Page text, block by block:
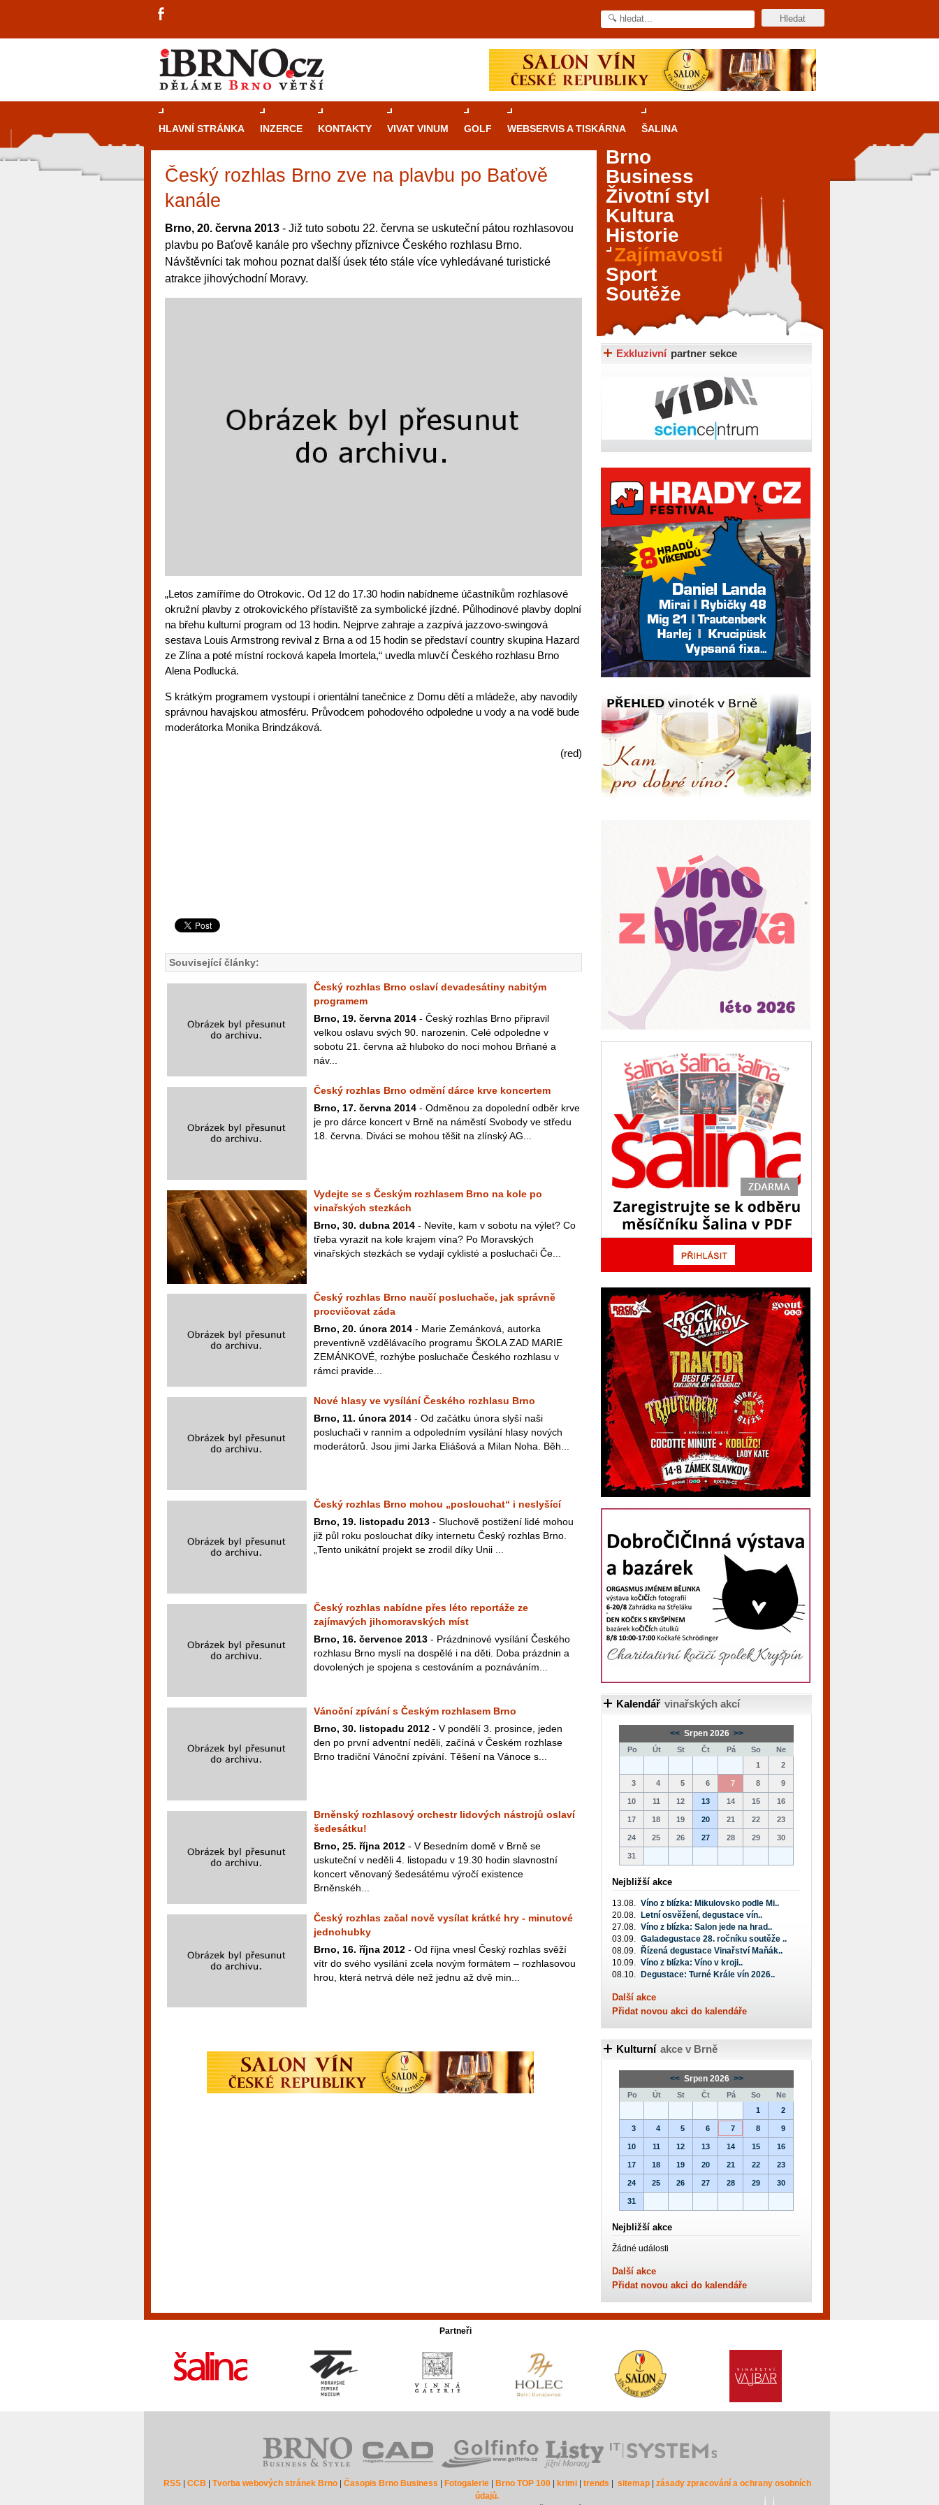
HLAVNÍ STRÁNKA INZERCE KONTAKTY VIVAT VINUM GOLF WEBSERVIS A TISKÁRNA ŠALINA
Český rozhlas Brno zve na plavbu po Baťově
kanále
Brno, 20. června 2013 - Již tuto sobotu 22. června se uskuteční pátou rozhlasovou
plavbu po Baťově kanále pro všechny příznivce Českého rozhlasu Brno.
Návštěvníci tak mohou poznat další úsek této stále více vyhledávané turistické
atrakce jihovýchodní Moravy.
„Letos zamíříme do Otrokovic. Od 12 do 17.30 hodin nabídneme účastníkům rozhlasové
okružní plavby z otrokovického přístaviště za symbolické jízdné. Půlhodinové plavby doplní
na břehu kulturní program od 13 hodin. Nejprve zahraje a zazpívá jazzovo-swingová
sestava Louis Armstrong revival z Brna a od 15 hodin se představí country skupina Hazard
ze Zlína a poté místní rocková kapela Imortela,“ uvedla mluvčí Českého rozhlasu Brno
Alena Podlucká.
S krátkým programem vystoupí i orientální tanečnice z Domu dětí a mládeže, aby navodily
správnou havajskou atmosféru. Průvodcem pohodového odpoledne u vody a na vodě bude
moderátorka Monika Brindzáková.
(red)
Související články:
Český rozhlas Brno oslaví devadesátiny nabitým
programem
Brno, 19. června 2014 - Český rozhlas Brno připravil
velkou oslavu svých 90. narozenin. Celé odpoledne v
sobotu 21. června až hluboko do noci mohou Brňané a
náv...
Český rozhlas Brno odmění dárce krve koncertem
Brno, 17. června 2014 - Odměnou za dopolední odběr krve
je pro dárce koncert v Brně na náměstí Svobody ve středu
18. června. Diváci se mohou těšit na zlínský AG...
Vydejte se s Českým rozhlasem Brno na kole po
vinařských stezkách
Brno, 30. dubna 2014 - Nevíte, kam v sobotu na výlet? Co
třeba vyrazit na kole krajem vína? Po Moravských
vinařských stezkách se vydají cyklisté a posluchači Če...
Český rozhlas Brno naučí posluchače, jak správně
procvičovat záda
Brno, 20. února 2014 - Marie Zemánková, autorka
preventivně vzdělávacího programu ŠKOLA ZAD MARIE
ZEMÁNKOVÉ, rozhýbe posluchače Českého rozhlasu v
rámci pravide...
Nové hlasy ve vysílání Českého rozhlasu Brno
Brno, 11. února 2014 - Od začátku února slyší naši
posluchači v ranním a odpoledním vysílání hlasy nových
moderátorů. Jsou jimi Jarka Eliášová a Milan Noha. Běh...
Český rozhlas Brno mohou „poslouchat“ i neslyšící
Brno, 19. listopadu 2013 - Sluchově postižení lidé mohou
již půl roku poslouchat díky internetu Český rozhlas Brno.
„Tento unikátní projekt se zrodil díky Unii ...
Český rozhlas nabídne přes léto reportáže ze
zajímavých jihomoravských míst
Brno, 16. července 2013 - Prázdninové vysílání Českého
rozhlasu Brno myslí na dospělé i na děti. Doba prázdnin a
dovolených je spojena s cestováním a poznáváním...
Vánoční zpívání s Českým rozhlasem Brno
Brno, 30. listopadu 2012 - V pondělí 3. prosince, jeden
den po první adventní neděli, začíná v Českém rozhlase
Brno tradiční Vánoční zpívání. Těšení na Vánoce s...
Brněnský rozhlasový orchestr lidových nástrojů oslaví
šedesátku!
Brno, 25. října 2012 - V Besedním domě v Brně se
uskuteční v neděli 4. listopadu v 19.30 hodin slavnostní
koncert věnovaný šedesátému výročí existence
Brněnskéh...
Český rozhlas začal nově vysílat krátké hry - minutové
jednohubky
Brno, 16. října 2012 - Od října vnesl Český rozhlas svěží
vítr do svého vysílání zcela novým formátem – rozhlasovou
hrou, která netrvá déle než jednu až dvě min...
Průvodce kasinovými hrami v Brně: Od
Brno je městem známým pro zajímavé památky, skvělé
restaurace, divadla a univerzity. Mimo jiné je ale také
místem, kde si můžete legálně a bezpečně vyzkoušet
různé kasinové hry. V neustále kvetoucí moravské
Brno
Business
Životní styl
Kultura
Historie
Zajímavosti
Sport
Soutěže
Exkluzivní partner sekce
Kalendář vinařských akcí
<< Srpen 2026 >>
Po Út St Čt Pá So
Ne
1
2
3 4 5 6 7 8 9
10 11 12 13 14 15 16
17 18 19 20 21 22 23
24 25 26 27 28 29 30
31
Nejbližší akce
13.08. Víno z blízka: Mikulovsko podle Mi..
20.08.
Letní osvěžení, degustace vín..
27.08. Víno z blízka: Salon jede na hrad..
03.09. Galadegustace 28. ročníku soutěže ..
08.09.
Řízená degustace Vinařství Maňák..
10.09. Víno z blízka: Víno v kroji..
08.10.
Degustace: Turné Krále vín 2026..
Další akce
Přidat novou akci do kalendáře
Kulturní akce v Brně
<< Srpen 2026 >>
Po Út St Čt Pá So
Ne
1
2
3 4 5 6 7 8 9
10 11 12 13 14 15 16
17 18 19 20 21 22 23
24 25 26 27 28 29 30
31
Nejbližší akce
Žádné události
Další akce
Přidat novou akci do kalendáře
Partneři
RSS| CCB Tvorba webových stránek Brno| Časopis Brno Business Fotogalerie| Brno TOP 100| krimi| trends sitemap| zásady zpracování a ochrany osobních
údajů.